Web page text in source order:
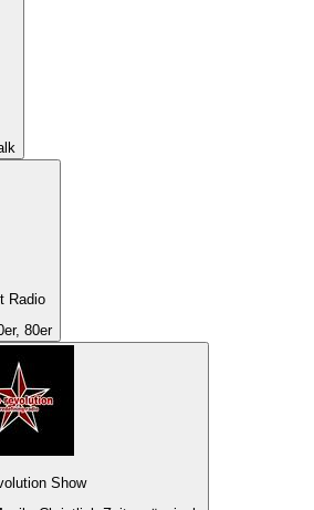
Radio
80er
Show